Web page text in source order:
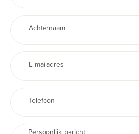
Achternaam
E-mailadres
Telefoon
Persoonlijk bericht